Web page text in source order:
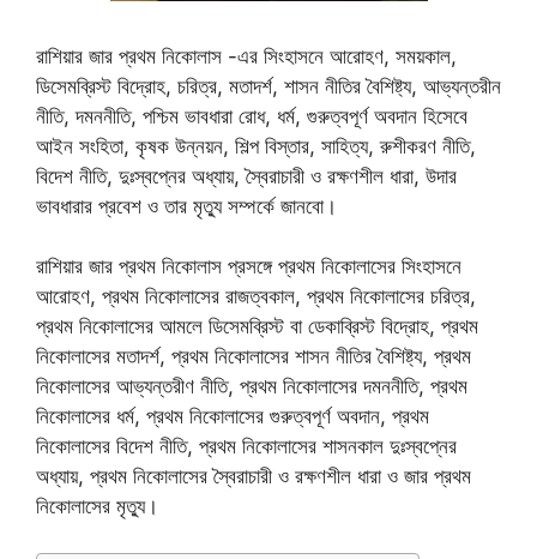
রাশিয়ার জার প্রথম নিকোলাস -এর সিংহাসনে আরোহণ, সময়কাল,
ডিসেমব্রিস্ট বিদ্রোহ, চরিত্র, মতাদর্শ, শাসন নীতির বৈশিষ্ট্য, আভ্যন্তরীন
নীতি, দমননীতি, পশ্চিম ভাবধারা রোধ, ধর্ম, গুরুত্বপূর্ণ অবদান হিসেবে
আইন সংহিতা, কৃষক উন্নয়ন, শিল্প বিস্তার, সাহিত্য, রুশীকরণ নীতি,
বিদেশ নীতি, দুঃস্বপ্নের অধ্যায়, স্বৈরাচারী ও রক্ষণশীল ধারা, উদার
ভাবধারার প্রবেশ ও তার মৃত্যু সম্পর্কে জানবো।
রাশিয়ার জার প্রথম নিকোলাস প্রসঙ্গে প্রথম নিকোলাসের সিংহাসনে
আরোহণ, প্রথম নিকোলাসের রাজত্বকাল, প্রথম নিকোলাসের চরিত্র,
প্রথম নিকোলাসের আমলে ডিসেমব্রিস্ট বা ডেকাব্রিস্ট বিদ্রোহ, প্রথম
নিকোলাসের মতাদর্শ, প্রথম নিকোলাসের শাসন নীতির বৈশিষ্ট্য, প্রথম
নিকোলাসের আভ্যন্তরীণ নীতি, প্রথম নিকোলাসের দমননীতি, প্রথম
নিকোলাসের ধর্ম, প্রথম নিকোলাসের গুরুত্বপূর্ণ অবদান, প্রথম
নিকোলাসের বিদেশ নীতি, প্রথম নিকোলাসের শাসনকাল দুঃস্বপ্নের
অধ্যায়, প্রথম নিকোলাসের স্বৈরাচারী ও রক্ষণশীল ধারা ও জার প্রথম
নিকোলাসের মৃত্যু।